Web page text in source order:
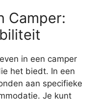
Camper:
in een camper
het biedt. In een
aan specifieke
Je kunt